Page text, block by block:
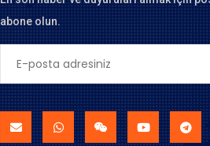
abone olun.